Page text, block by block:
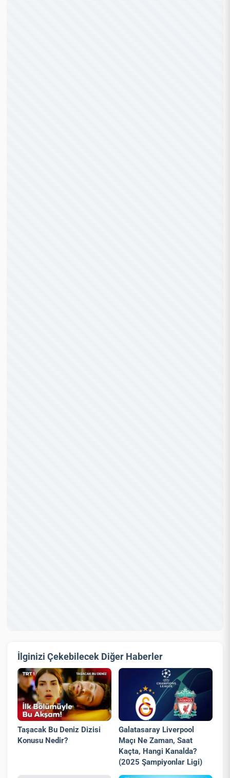
İlginizi Çekebilecek Diğer Haberler
Taşacak Bu Deniz Dizisi
Konusu Nedir?
Galatasaray Liverpool
Maçı Ne Zaman, Saat
Kaçta, Hangi Kanalda?
(2025 Şampiyonlar Ligi)